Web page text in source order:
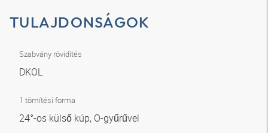
TULAJDONSÁGOK
Szabvány rövidítés
DKOL
1 tömítési forma
24°-os külső kúp, O-gyűrűvel